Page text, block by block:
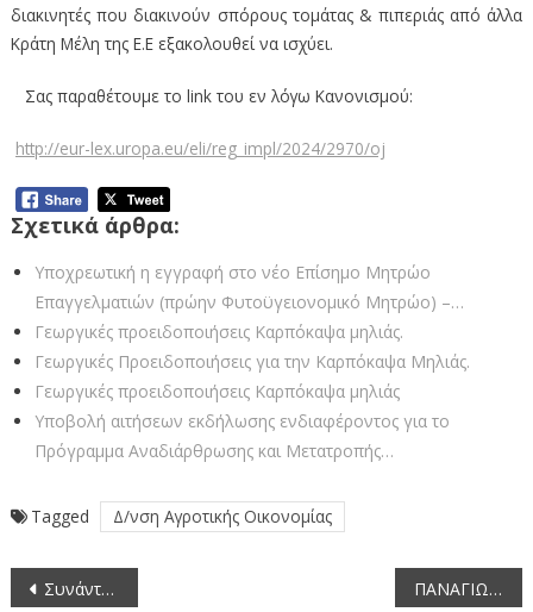
διακινητές που διακινούν σπόρους τομάτας & πιπεριάς από άλλα
Κράτη Μέλη της Ε.Ε εξακολουθεί να ισχύει.
Σας παραθέτουμε το link του εν λόγω Κανονισμού:
http://eur-lex.uropa.eu/eli/reg_impl/2024/2970/oj
Σχετικά άρθρα:
Υποχρεωτική η εγγραφή στο νέο Επίσημο Μητρώο
Επαγγελματιών (πρώην Φυτοϋγειονομικό Μητρώο) –…
Γεωργικές προειδοποιήσεις Καρπόκαψα μηλιάς.
Γεωργικές Προειδοποιήσεις για την Καρπόκαψα Μηλιάς.
Γεωργικές προειδοποιήσεις Καρπόκαψα μηλιάς
Υποβολή αιτήσεων εκδήλωσης ενδιαφέροντος για το
Πρόγραμμα Αναδιάρθρωσης και Μετατροπής…
Tagged Δ/νση Αγροτικής Οικονομίας
Πλοήγηση
Συνάντηση Αντιπεριφερειάρχη Δ. Σαββόπουλου με την Ένωση Προέδρων Τοπικών και Κοινοτικών Κοινοτήτων της Π.Ε. Καστοριάς. ΠΑΝΑΓΙΩΤΗΣ ΤΑΣΣΟΠΟΥΛΟΣ